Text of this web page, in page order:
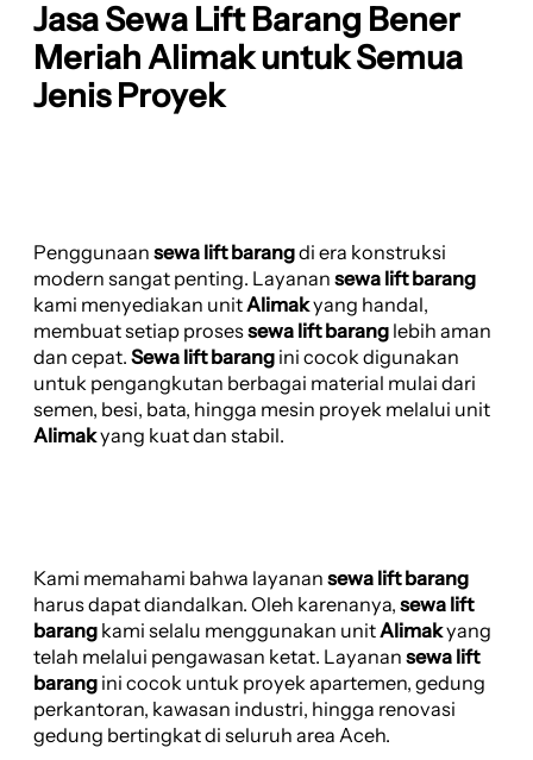
Jasa Sewa Lift Barang Bener
Meriah Alimak untuk Semua
Jenis Proyek
Penggunaan sewa lift barangdi era konstruksi
modern sangat penting. Layanan sewa lift barang
kami menyediakan unit Alimakyang handal,
membuat setiap prosessewa lift barang lebih aman
dan cepat. Sewa lift barang ini cocok digunakan
untuk pengangkutan berbagai material mulai dari
semen, besi, bata, hingga mesin proyek melalui unit
Alimakyang kuat dan stabil.
Kami memahami bahwa layanan sewa lift barang
harus dapat diandalkan. Oleh karenanya, sewa lift
barang kami selalu menggunakan unitAlimakyang
telah melalui pengawasan ketat. Layanan sewa lift
barang ini cocok untuk proyek apartemen, gedung
perkantoran, kawasan industri, hingga renovasi
gedung bertingkat di seluruh area Aceh.